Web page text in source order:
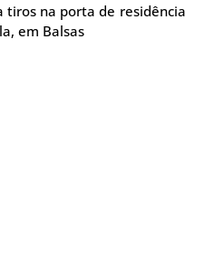
tiros na porta de residência
em Balsas